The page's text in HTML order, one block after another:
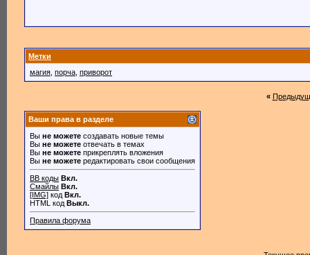
Метки
магия порча приворот
«
Ваши права в разделе
Вы не можете создавать новые темы
Вы не можете отвечать в темах
Вы не можете прикреплять вложения
Вы не можете редактировать свои сообщения
BB коды Вкл.
Смайлы Вкл.
[IMG] код Вкл.
HTML код Выкл.
Правила форума